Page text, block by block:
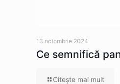
13 octombrie 2024
Ce semnifică
Citeşte mai mult